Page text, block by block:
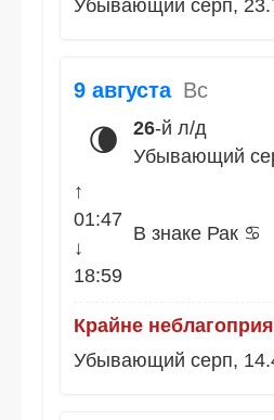
Убывающий серп,
9 августа Вс
🌘 26-й л/д
Убывающий
↑
01:47
↓
18:59
В знаке Рак ♋
Крайне
Убывающий серп,